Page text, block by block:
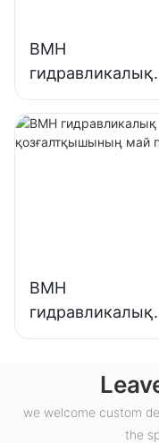
BMH
гидравликалық
H май порты
BMH
гидравликалық
we welcome custom
the